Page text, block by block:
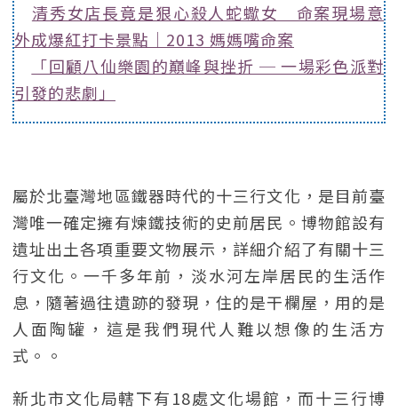
清秀女店長竟是狠心殺人蛇蠍女 命案現場意
外成爆紅打卡景點｜2013 媽媽嘴命案
「回顧八仙樂園的巔峰與挫折 ─ 一場彩色派對
引發的悲劇」
屬於北臺灣地區鐵器時代的十三行文化，是目前臺
灣唯一確定擁有煉鐵技術的史前居民。博物館設有
遺址出土各項重要文物展示，詳細介紹了有關十三
行文化。一千多年前，淡水河左岸居民的生活作
息，隨著過往遺跡的發現，住的是干欄屋，用的是
人面陶罐，這是我們現代人難以想像的生活方
式。。
新北市文化局轄下有18處文化場館，而十三行博